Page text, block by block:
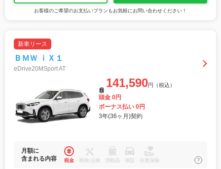
お客様のご希望のお支払いプランもお気軽にお問い合わせください！
新車リース
ＢＭＷ ｉＸ１
eDrive20MSport AT
141,590円（税込）
頭金 0円
ボーナス払い 0円
3年(36ヶ月)契約
月額に
含まれる内容
税金 車検/点検 消耗品 保証 任意保険